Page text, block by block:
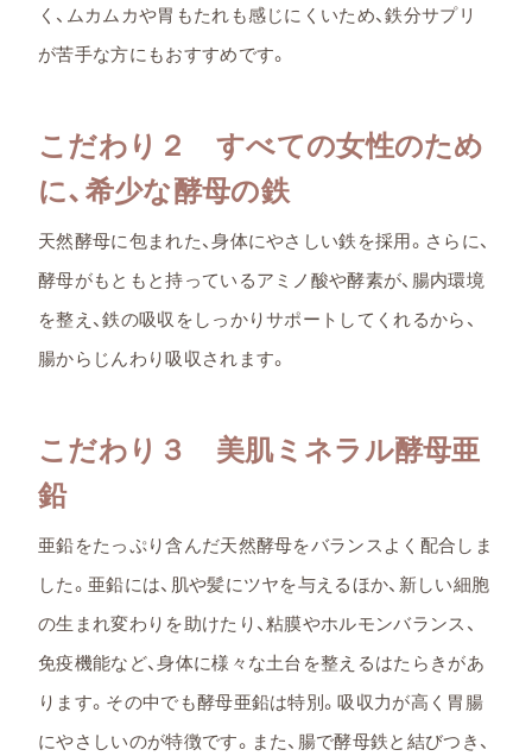
く、ムカムカや胃もたれも感じにくいため、鉄分サプリ
が苦手な方にもおすすめです。
こだわり２ すべての女性のため
に、希少な酵母の鉄
天然酵母に包まれた、身体にやさしい鉄を採用。さらに、
酵母がもともと持っているアミノ酸や酵素が、腸内環境
を整え、鉄の吸収をしっかりサポートしてくれるから、
腸からじんわり吸収されます。
こだわり３ 美肌ミネラル酵母亜
鉛
亜鉛をたっぷり含んだ天然酵母をバランスよく配合しま
した。亜鉛には、肌や髪にツヤを与えるほか、新しい細胞
の生まれ変わりを助けたり、粘膜やホルモンバランス、
免疫機能など、身体に様々な土台を整えるはたらきがあ
ります。その中でも酵母亜鉛は特別。吸収力が高く胃腸
にやさしいのが特徴です。また、腸で酵母鉄と結びつき、